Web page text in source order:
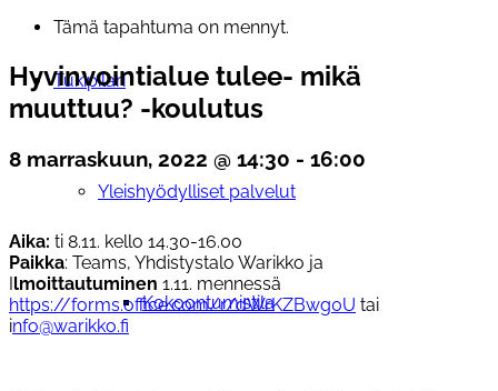
Tukipilari
Yleishyödylliset palvelut
Kokoontumistila
Tämä tapahtuma on mennyt.
Hyvinvointialue tulee- mikä
muuttuu? -koulutus
8 marraskuun, 2022 @ 14:30 - 16:00
Aika: ti 8.11. kello 14.30-16.00
Paikka: Teams, Yhdistystalo Warikko ja
Ilmoittautuminen 1.11. mennessä
https://forms.office.com/r/dWrKZBwg0U tai
info@warikko.fi